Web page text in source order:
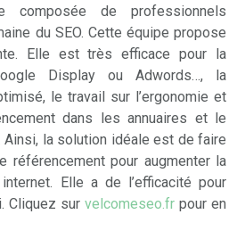
composée de professionnels
du SEO. Cette équipe propose
Elle est très efficace pour la
Display ou Adwords…, la
le travail sur l’ergonomie et
dans les annuaires et le
la solution idéale est de faire
référencement pour augmenter la
Elle a de l’efficacité pour
Cliquez sur velcomeseo.fr pour en